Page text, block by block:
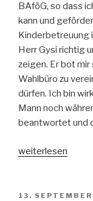
BAföG, so dass
kann und
Kinderbetreuung
Herr Gysi richtig
zeigen. Er bot mir
Wahlbüro zu
dürfen. Ich bin
Mann noch
beantwortet und
„Kraft
weiterlesen
13.